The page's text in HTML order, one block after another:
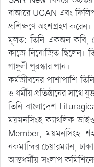
বাজারে UCAN এবং
প্রশিক্ষণে অংশগ্রহণ করেন।
মূলত: তিনি একজন কবি,
কাজে নিযোজিত ছিলেন।
গাঙ্গুলী পুরস্কার পান।
কর্মজীবনের পাশাপাশি
ও ধর্মীয় প্রতিষ্ঠানের সাথে
তিনি বাংলাদেশ
ময়মনসিংহ ক্যাথলিক
Member, ময়মনসিংহ
নকমান্দির চেয়ারম্যান,
আন্তধর্মীয় সংলাপ